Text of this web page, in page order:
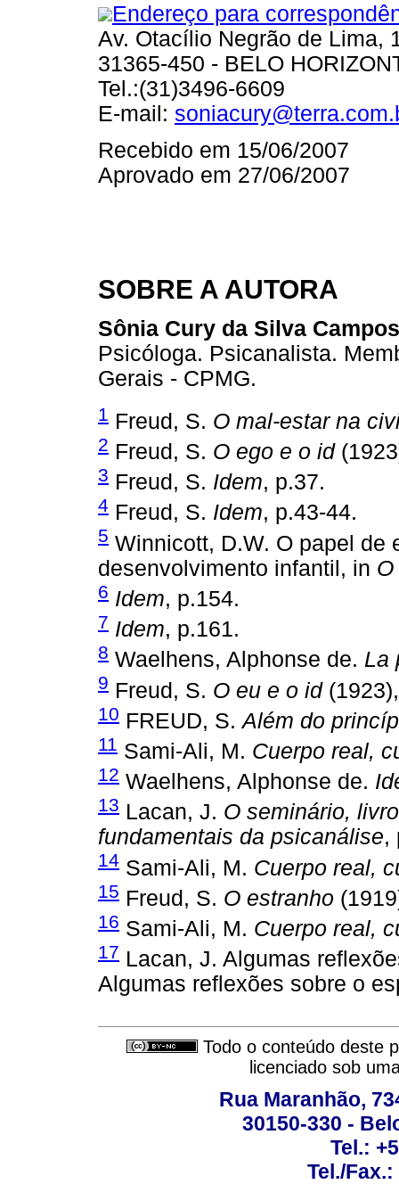
Endereço para
Av. Otacílio Negrão de Lima,
31365-450 - BELO
Tel.:(31)3496-6609
E-mail:
Recebido em 15/06/2007
Aprovado em 27/06/2007
SOBRE A AUTORA
Sônia Cury da Silva Campos
Psicóloga. Psicanalista.
Gerais - CPMG.
1 Freud, S. O mal-estar na
2 Freud, S. O ego e o id
3 Freud, S. Idem, p.37.
4 Freud, S. Idem, p.43-44.
5 Winnicott, D.W. O papel de
desenvolvimento infantil, in
6 Idem, p.154.
7 Idem, p.161.
8 Waelhens, Alphonse de. La
9 Freud, S. O eu e o id
10 FREUD, S.Além do
11 Sami-Ali, M. Cuerpo real,
12 Waelhens, Alphonse de.
13 Lacan, J. O seminário,
fundamentais da psicanálise,
14 Sami-Ali, M. Cuerpo real,
15 Freud, S. O estranho
16 Sami-Ali, M. Cuerpo real,
17 Lacan, J. Algumas
Algumas reflexões sobre o
Todo o conteúdo deste
licenciado sob
Rua Maranhão,
30150-330 -
Tel.:
Tel./Fax.: